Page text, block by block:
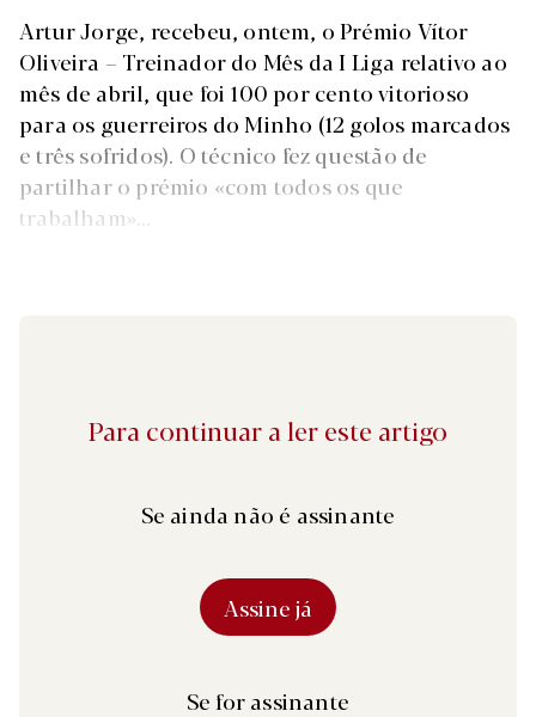
Artur Jorge, recebeu, ontem, o Prémio Vítor
Oliveira – Treinador do Mês da I Liga relativo ao
mês de abril, que foi 100 por cento vitorioso
para os guerreiros do Minho (12 golos marcados
e três sofridos). O técnico fez questão de
partilhar o prémio «com todos os que
trabalham»...
Para continuar a ler este artigo
Se ainda não é assinante
Assine já
Se for assinante